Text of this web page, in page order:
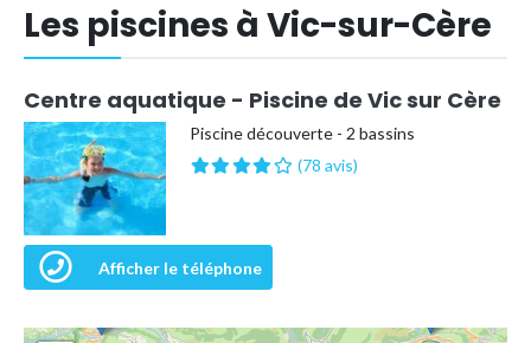
Les piscines à Vic-sur-Cère
Centre aquatique - Piscine de Vic sur Cère
Piscine découverte - 2 bassins
(78 avis)
Afficher le téléphone